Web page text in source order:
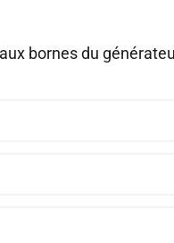
bornes du